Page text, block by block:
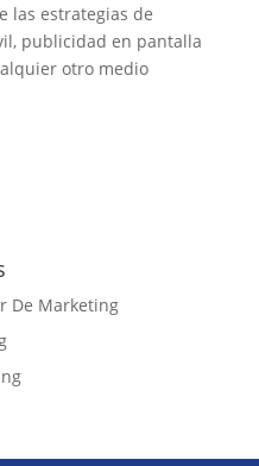
las estrategias de
publicidad en pantalla
otro medio
De Marketing